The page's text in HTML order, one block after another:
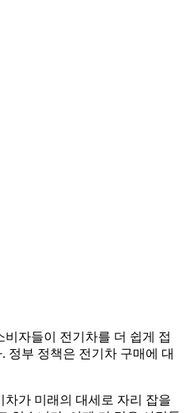
자들이 전기차를 더 쉽게 접
정부 정책은 전기차 구매에 대
가 미래의 대세로 자리 잡을